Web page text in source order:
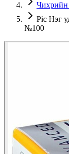
Pic Нэг
№100